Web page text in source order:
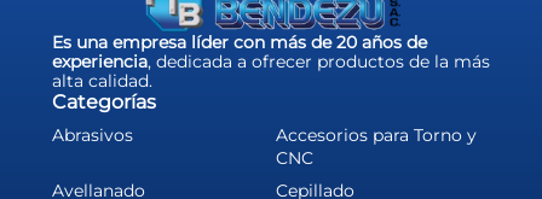
Es una empresa líder con más de 20 años de
experiencia, dedicada a ofrecer productos de la más
alta calidad.
Categorías
Abrasivos
Accesorios para Torno y
CNC
Avellanado
Cepillado